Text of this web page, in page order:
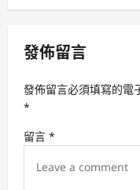
v
g
a
t
i
發佈留言
發佈留言必須填寫的電
*
留言 *